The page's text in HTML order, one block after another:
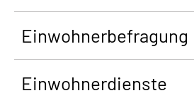
Einwohnerbefragung
Einwohnerdienste